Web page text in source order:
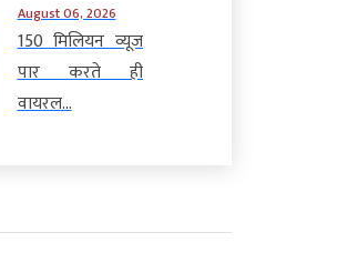
August 06, 2026
150 मिलियन व्यूज
पार करते ही
वायरल...